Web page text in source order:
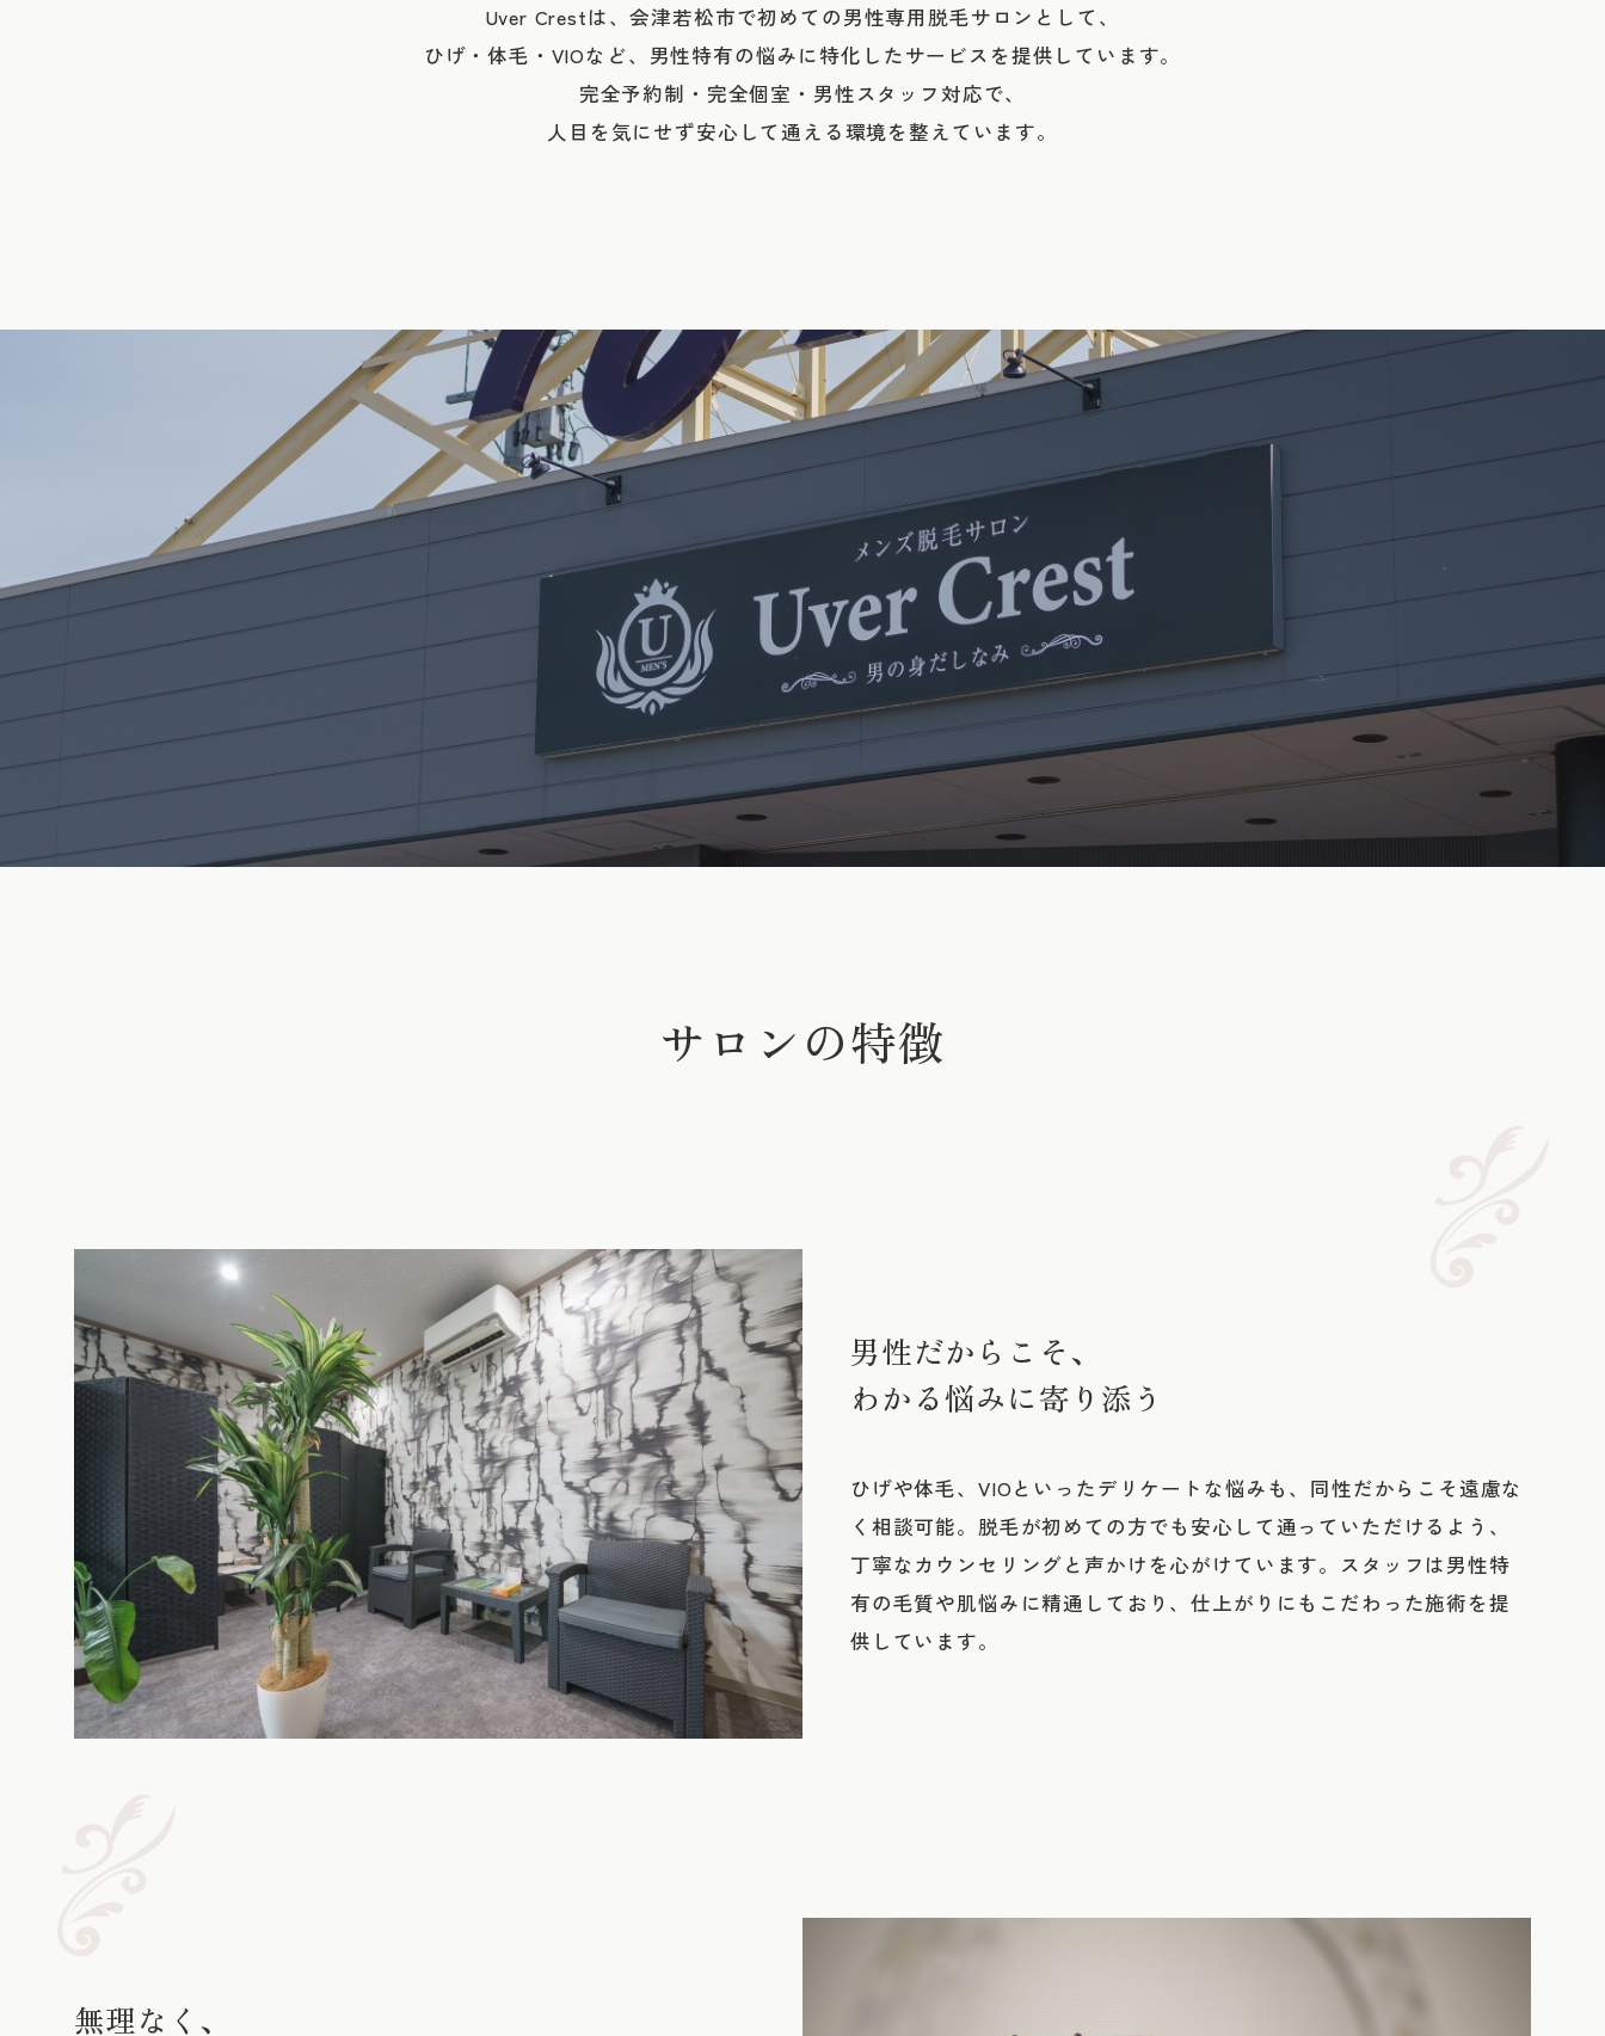
Uver Crestは、会津若松市で初めての男性専用脱毛サロンとして、
ひげ・体毛・VIOなど、男性特有の悩みに特化したサービスを提供しています。
完全予約制・完全個室・男性スタッフ対応で、
人目を気にせず安心して通える環境を整えています。
サロンの特徴
男性だからこそ、
わかる悩みに寄り添う
ひげや体毛、VIOといったデリケートな悩みも、同性だからこそ遠慮な
く相談可能。脱毛が初めての方でも安心して通っていただけるよう、
丁寧なカウンセリングと声かけを心がけています。スタッフは男性特
有の毛質や肌悩みに精通しており、仕上がりにもこだわった施術を提
供しています。
無理なく、